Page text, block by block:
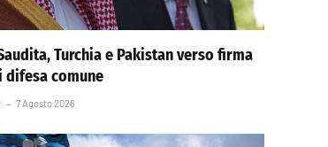
Turchia e Pakistan verso firma
difesa comune
7 Agosto 2026